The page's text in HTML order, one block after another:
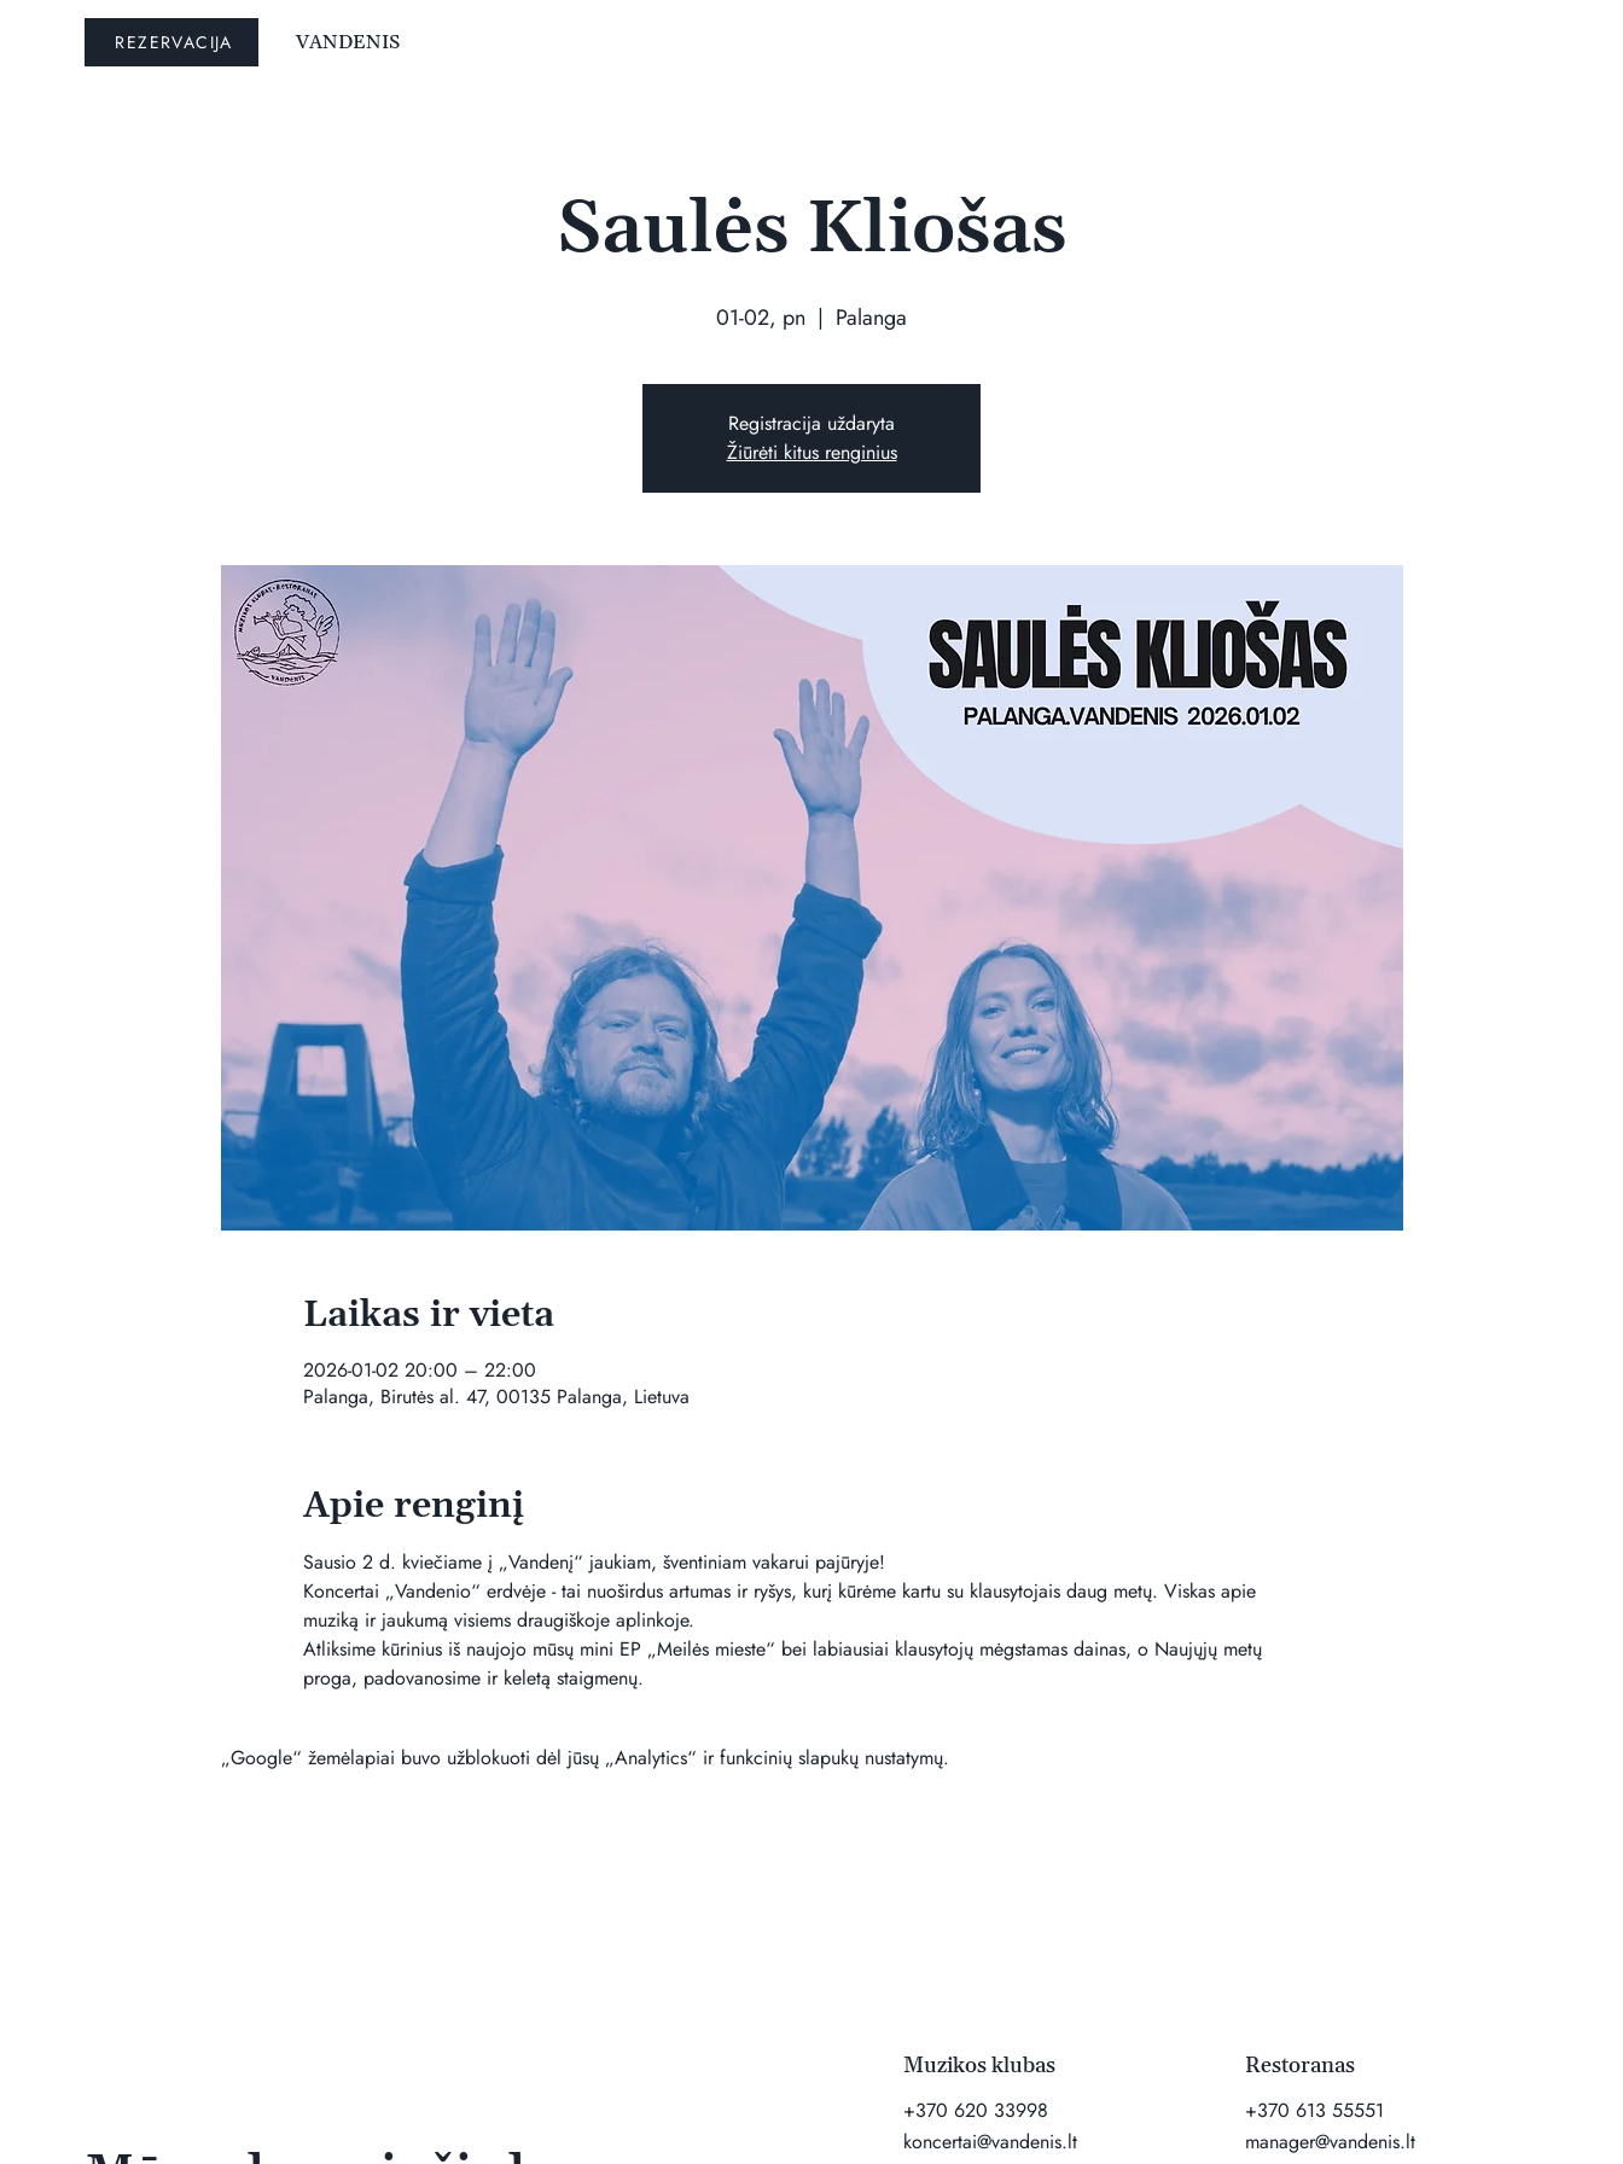
REZERVACIJA VANDENIS
Saulės Kliošas
01-02, pn
  |
Palanga
Registracija uždaryta
Žiūrėti kitus renginius
Laikas ir vieta
2026-01-02 20:00 – 22:00
Palanga, Birutės al. 47, 00135 Palanga, Lietuva
Apie renginį
Sausio 2 d. kviečiame į „Vandenį“ jaukiam, šventiniam vakarui pajūryje!
Koncertai „Vandenio“ erdvėje - tai nuoširdus artumas ir ryšys, kurį kūrėme kartu su klausytojais daug metų. Viskas apie
muziką ir jaukumą visiems draugiškoje aplinkoje.
Atliksime kūrinius iš naujojo mūsų mini EP „Meilės mieste“ bei labiausiai klausytojų mėgstamas dainas, o Naujųjų metų
proga, padovanosime ir keletą staigmenų.
„Google“ žemėlapiai buvo užblokuoti dėl jūsų „Analytics“ ir funkcinių slapukų nustatymų.
Muzikos klubas
+370 620 33998
koncertai@vandenis.lt
Restoranas
+370 613 55551
manager@vandenis.lt